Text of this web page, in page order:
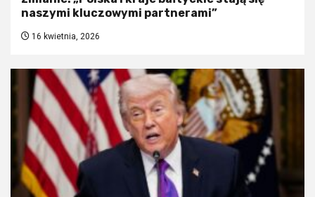
naszymi kluczowymi partnerami”
16 kwietnia, 2026